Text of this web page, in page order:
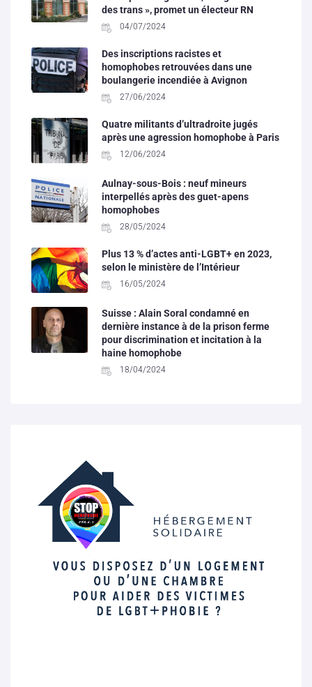
des trans », promet un électeur RN
04/07/2024
Des inscriptions racistes et
homophobes retrouvées dans une
boulangerie incendiée à Avignon
27/06/2024
Quatre militants d’ultradroite jugés
après une agression homophobe à Paris
12/06/2024
Aulnay-sous-Bois : neuf mineurs
interpellés après des guet-apens
homophobes
28/05/2024
Plus 13 % d’actes anti-LGBT+ en 2023,
selon le ministère de l’Intérieur
16/05/2024
Suisse : Alain Soral condamné en
dernière instance à de la prison ferme
pour discrimination et incitation à la
haine homophobe
18/04/2024